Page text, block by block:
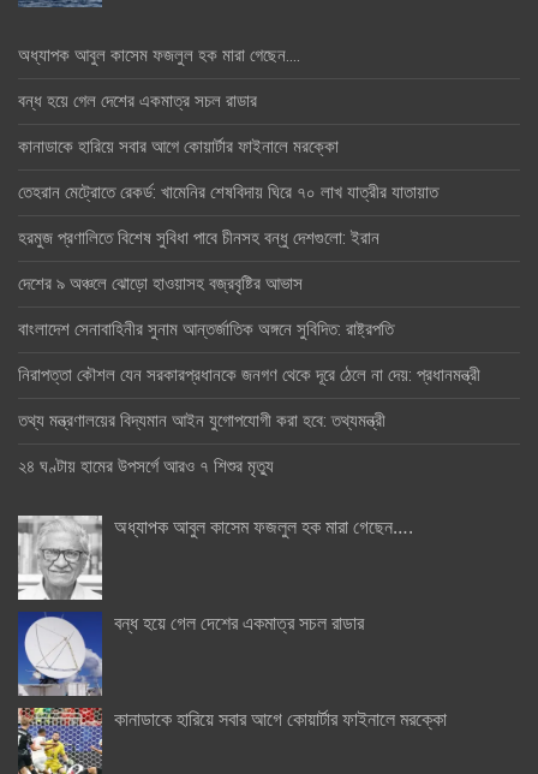
অধ্যাপক আবুল কাসেম ফজলুল হক মারা গেছেন….
বন্ধ হয়ে গেল দেশের একমাত্র সচল রাডার
কানাডাকে হারিয়ে সবার আগে কোয়ার্টার ফাইনালে মরক্কো
তেহরান মেট্রোতে রেকর্ড: খামেনির শেষবিদায় ঘিরে ৭০ লাখ যাত্রীর যাতায়াত
হরমুজ প্রণালিতে বিশেষ সুবিধা পাবে চীনসহ বন্ধু দেশগুলো: ইরান
দেশের ৯ অঞ্চলে ঝোড়ো হাওয়াসহ বজ্রবৃষ্টির আভাস
বাংলাদেশ সেনাবাহিনীর সুনাম আন্তর্জাতিক অঙ্গনে সুবিদিত: রাষ্ট্রপতি
নিরাপত্তা কৌশল যেন সরকারপ্রধানকে জনগণ থেকে দূরে ঠেলে না দেয়: প্রধানমন্ত্রী
তথ্য মন্ত্রণালয়ের বিদ্যমান আইন যুগোপযোগী করা হবে: তথ্যমন্ত্রী
২৪ ঘণ্টায় হামের উপসর্গে আরও ৭ শিশুর মৃত্যু
অধ্যাপক আবুল কাসেম ফজলুল হক মারা গেছেন….
বন্ধ হয়ে গেল দেশের একমাত্র সচল রাডার
কানাডাকে হারিয়ে সবার আগে কোয়ার্টার ফাইনালে মরক্কো